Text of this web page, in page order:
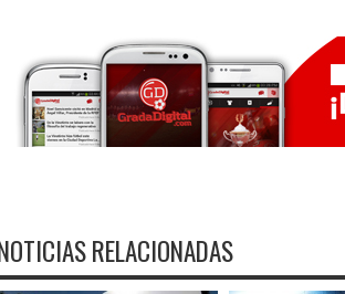
RELACIONADAS